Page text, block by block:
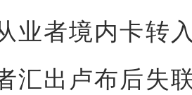
业者境内卡转
汇出卢布后失